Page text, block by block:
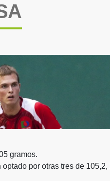
gramos.
por otras tres de